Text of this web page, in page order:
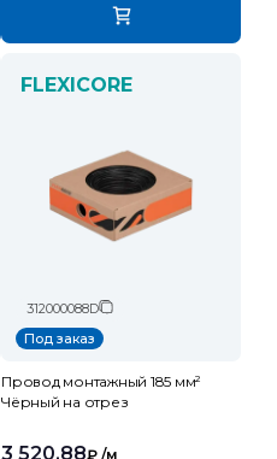
FLEXICORE
312000088D
Под заказ
Провод монтажный 185 мм²
Чёрный на отрез
3 520,88₽ /м